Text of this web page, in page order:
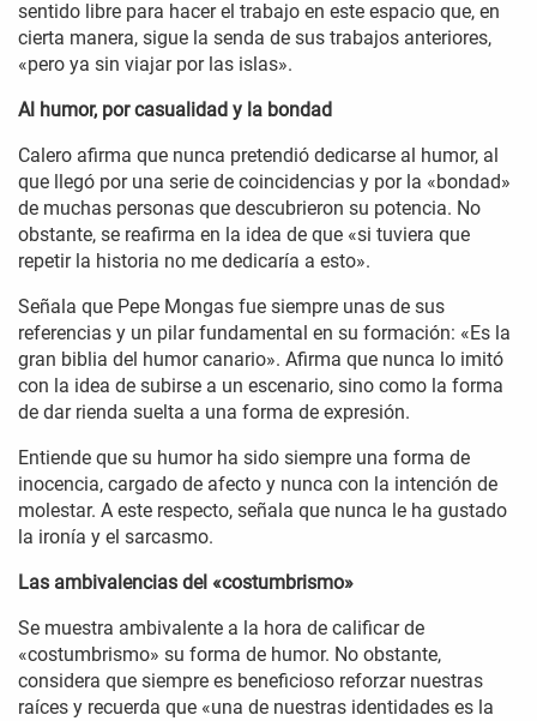
sentido libre para hacer el trabajo en este espacio que, en
cierta manera, sigue la senda de sus trabajos anteriores,
«pero ya sin viajar por las islas».
Al humor, por casualidad y la bondad
Calero afirma que nunca pretendió dedicarse al humor, al
que llegó por una serie de coincidencias y por la «bondad»
de muchas personas que descubrieron su potencia. No
obstante, se reafirma en la idea de que «si tuviera que
repetir la historia no me dedicaría a esto».
Señala que Pepe Mongas fue siempre unas de sus
referencias y un pilar fundamental en su formación: «Es la
gran biblia del humor canario». Afirma que nunca lo imitó
con la idea de subirse a un escenario, sino como la forma
de dar rienda suelta a una forma de expresión.
Entiende que su humor ha sido siempre una forma de
inocencia, cargado de afecto y nunca con la intención de
molestar. A este respecto, señala que nunca le ha gustado
la ironía y el sarcasmo.
Las ambivalencias del «costumbrismo»
Se muestra ambivalente a la hora de calificar de
«costumbrismo» su forma de humor. No obstante,
considera que siempre es beneficioso reforzar nuestras
raíces y recuerda que «una de nuestras identidades es la